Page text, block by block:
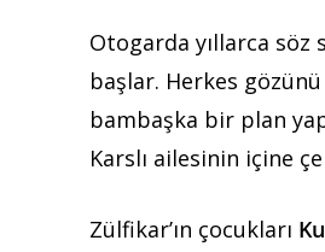
Otogarda yıllarca söz
başlar. Herkes
bambaşka bir plan
Karslı ailesinin içine
Zülfikar’ın çocukları